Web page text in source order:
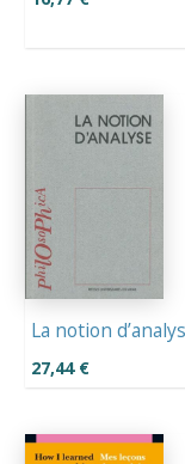
La notion
27,44 €